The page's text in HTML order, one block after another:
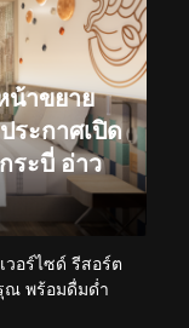
น้าขยาย
ระกาศเปิด
ระบี่ อ่าว
วอร์ไซด์ รีสอร์ต
ณ พร้อมดื่มด่ำ